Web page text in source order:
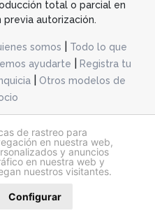
de rastreo para
en nuestra web,
y anuncios
en nuestra web y
nuestros visitantes.
Configurar
total o parcial en
autorización.
somos
Todo lo que
ayudarte
Registra tu
|
Otros modelos de
de cookies|Política de privacidad